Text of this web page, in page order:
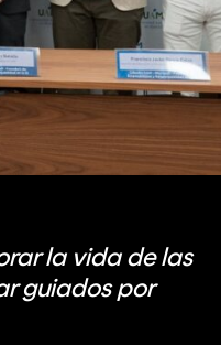
la vida de las
guiados por